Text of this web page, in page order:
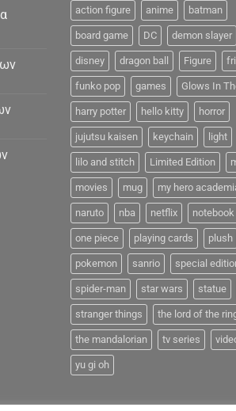
action figure anime batman
board game DC demon slayer
disney dragon ball Figure
funko pop games Glows In
harry potter hello kitty horror
jujutsu kaisen keychain light
lilo and stitch Limited Edition
movies mug my hero
naruto nba netflix notebook
one piece playing cards plush
pokemon sanrio special
spider-man star wars statue
stranger things the lord of the
the mandalorian tv series
yu gi oh